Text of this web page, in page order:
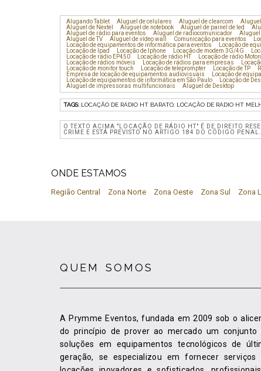
Alugando Tablet Aluguel de celulares Aluguel de clearcom
Aluguel de Nextel
Aluguel de notebook Aluguel de painel de led
Aluguel de rádio para eventos
Aluguel de radiocomunicador Aluguel
Aluguel de TV
Aluguel de vídeo wall Comunicação para eventos
Locação de equipamentos de informática para eventos
Locação de
Locação de Ipad
Locação de Iphone Locação de modem 3G/4G
Locação de rádio EP450
Locação de rádio HT Locação de rádio
Locação de rádios móveis
Locação de rádios para empresas
Locação de monitor touch
Locação de teleprompter Locação de TP
Empresa de locação de equipamentos audiovisuais
Locação de
Locação de equipamentos de informática em São Paulo
Locação de
Aluguel de impressoras multifuncionais
Aluguel de Desktop
TAGS: LOCAÇÃO DE RÁDIO HT BARATO, LOCAÇÃO DE RÁDIO HT
O TEXTO ACIMA "LOCAÇÃO DE RÁDIO HT" É DE DIREITO
CRIME E ESTÁ PREVISTO NO ARTIGO 184 DO CÓDIGO
ONDE ESTAMOS
Região Central Zona Norte Zona Oeste Zona Sul Zona
QUEM SOMOS
A Prymme Eventos, fundada em 2009 sob o
do princípio de prover ao mercado um conjunto
soluções em equipamentos tecnológicos de
geração, se especializou em fornecer serviços